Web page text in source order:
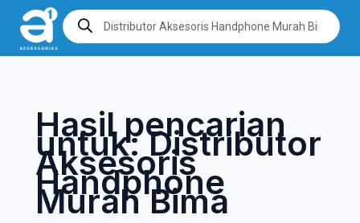
Lewati
konten
Products
search
Hasil pencarian
untuk:Distributor
Aksesoris
Handphone
Murah Bima
Cari
untuk: